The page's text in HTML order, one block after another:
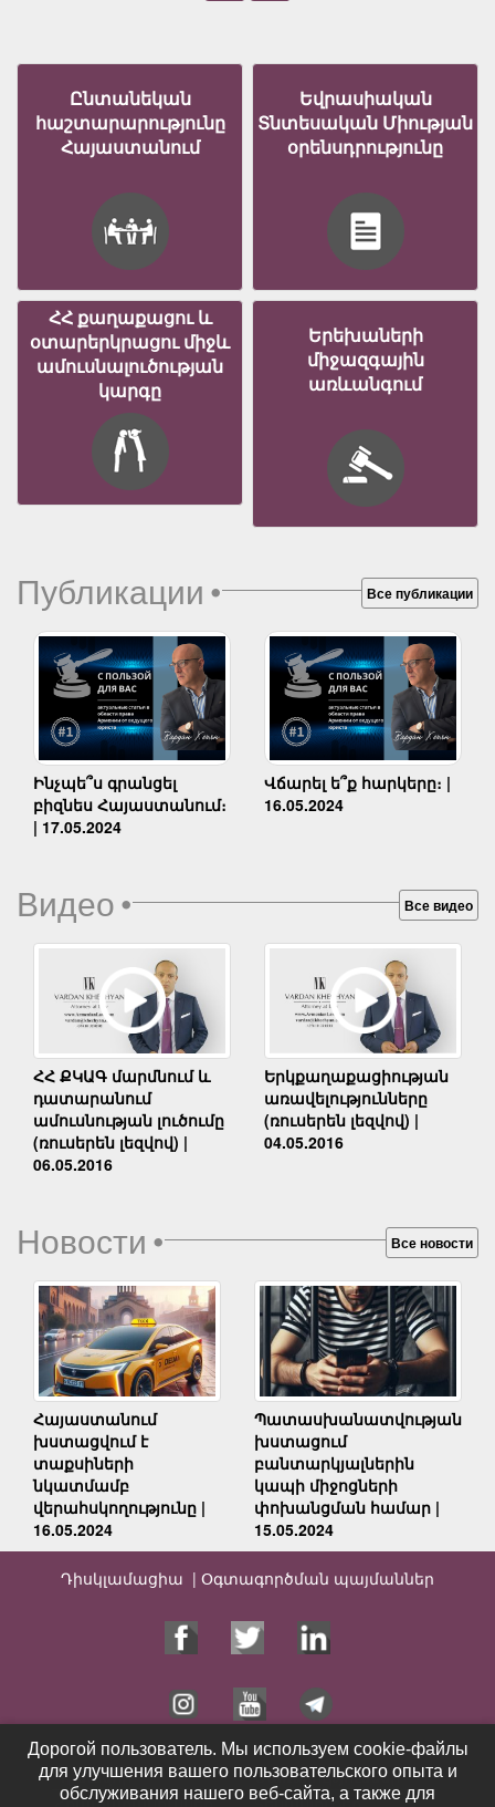
Ընտանեկան
հաշտարարությունը
Հայաստանում
Եվրասիական
Տնտեսական Միության
օրենսդրությունը
ՀՀ քաղաքացու և
օտարերկրացու միջև
ամուսնալուծության
կարգը
Երեխաների
միջազգային
առևանգում
Публикации• Все публикации
Ինչպե՞ս գրանցել
բիզնես Հայաստանում։
| 17.05.2024
Վճարել ե՞ք հարկերը։ |
16.05.2024
Видео• Все видео
ՀՀ ՔԿԱԳ մարմնում և
դատարանում
ամուսնության լուծումը
(ռուսերեն լեզվով) |
06.05.2016
Երկքաղաքացիության
առավելությունները
(ռուսերեն լեզվով) |
04.05.2016
Новости• Все новости
Հայաստանում
խստացվում է
տաքսիների
նկատմամբ
վերահսկողությունը |
16.05.2024
Պատասխանատվության
խստացում
բանտարկյալներին
կապի միջոցների
փոխանցման համար |
15.05.2024
Դիսկլամացիա | Օգտագործման պայմաններ
Գլխավոր
Ծառայություններ
Дорогой пользователь. Мы используем cookie-файлы
для улучшения вашего пользовательского опыта и
обслуживания нашего веб-сайта, а также для
Дорогой пользователь. Мы используем cookie-файлы
для улучшения вашего пользовательского опыта и
обслуживания нашего веб-сайта, а также для